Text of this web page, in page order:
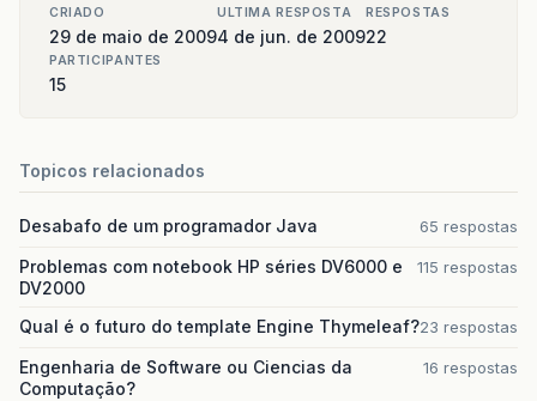
CRIADO
29 de maio de 2009
ULTIMA RESPOSTA
4 de jun. de 2009
RESPOSTAS
22
PARTICIPANTES
15
Topicos relacionados
Desabafo de um programador Java 65 respostas
Problemas com notebook HP séries DV6000 e
DV2000
115 respostas
Qual é o futuro do template Engine Thymeleaf?23 respostas
Engenharia de Software ou Ciencias da
Computação?
16 respostas